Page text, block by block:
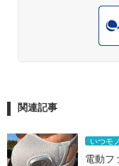
関連記事
いつモ
電動フ